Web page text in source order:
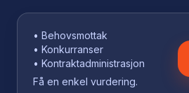
• Behovsmottak
• Konkurranser
• Kontraktadministrasjon
Få en enkel vurdering.